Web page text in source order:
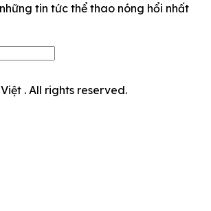
tin tức thể thao nóng hổi nhất
. All rights reserved.